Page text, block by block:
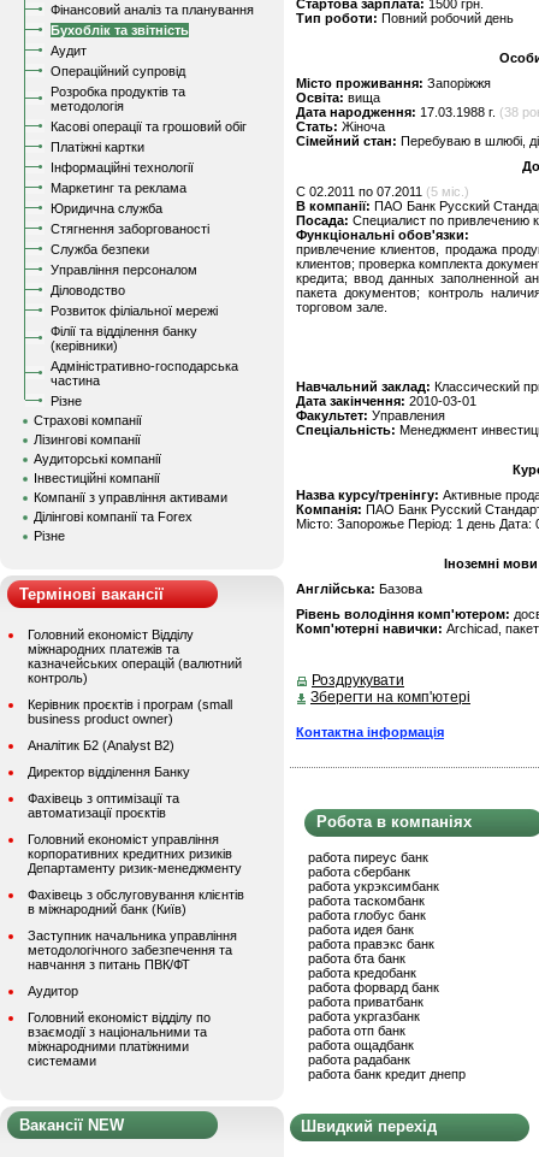
Фінансовий аналіз та планування
Бухоблік та звітність
Аудит
Операційний супровід
Розробка продуктів та
методологія
Касові операції та грошовий обіг
Платіжні картки
Інформаційні технології
Маркетинг та реклама
Юридична служба
Стягнення заборгованості
Служба безпеки
Управління персоналом
Діловодство
Розвиток філіальної мережі
Філії та відділення банку
(керівники)
Адміністративно-господарська
частина
Різне
Страхові компанії
Лізингові компанії
Аудиторські компанії
Інвестиційні компанії
Компанії з управління активами
Ділінгові компанії та Forex
Різне
Термінові вакансії
Головний економіст Відділу
міжнародних платежів та
казначейських операцій (валютний
контроль)
Керівник проєктів і програм (small
business product owner)
Аналітик Б2 (Analyst B2)
Директор відділення Банку
Фахівець з оптимізації та
автоматизації проєктів
Головний економіст управління
корпоративних кредитних ризиків
Департаменту ризик-менеджменту
Фахівець з обслуговування клієнтів
в міжнародний банк (Київ)
Заступник начальника управління
методологічного забезпечення та
навчання з питань ПВК/ФТ
Аудитор
Головний економіст відділу по
взаємодії з національними та
міжнародними платіжними
системами
Вакансії NEW
Стартова зарплата: 1500 грн.
Тип роботи: Повний робочий день
Місто проживання: Запоріжжя
Освіта: вища
Дата народження: 17.03.1988 г. (38
Стать: Жіноча
Сімейний стан: Перебуваю в шлюбі,
C 02.2011 по 07.2011 (5 міс.)
В компанії: ПАО Банк Русский
Посада: Специалист по привлечению
Функціональні обов'язки:
привлечение клиентов, продажа
клиентов; проверка комплекта
кредита; ввод данных заполненной
пакета документов; контроль
торговом зале.
Навчальний заклад: Классический
Дата закінчення: 2010-03-01
Факультет: Управления
Спеціальність: Менеджмент
Назва курсу/тренінгу: Активные
Компанія: ПАО Банк Русский
Місто: Запорожье Період: 1 день Дата:
Іноземні
Англійська: Базова
Рівень володіння комп'ютером:
Комп'ютерні навички: Аrchicad,
Роздрукувати
Зберегти на комп'ютері
Контактна інформація
Робота в компаніях
работа пиреус банк
работа сбербанк
работа укрэксимбанк
работа таскомбанк
работа глобус банк
работа идея банк
работа правэкс банк
работа бта банк
работа кредобанк
работа форвард банк
работа приватбанк
работа укргазбанк
работа отп банк
работа ощадбанк
работа радабанк
работа банк кредит днепр
Швидкий перехід